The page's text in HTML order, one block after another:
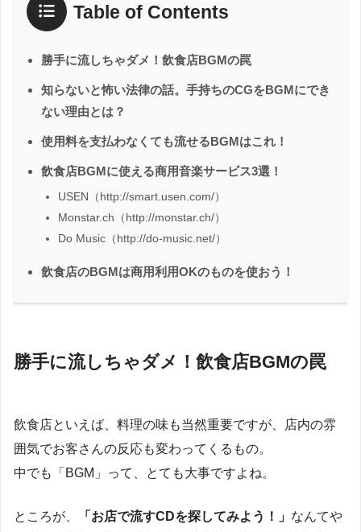
Table of Contents
勝手に流しちゃダメ！飲食店BGMの罠
知らないと怖い法律の話。手持ちのCGをBGMにでき
ない理由とは？
使用料を支払わなくても流せるBGMはこれ！
飲食店BGMに使える商用音楽サービス3選！
USEN（http://smart.usen.com/）
Monstar.ch（http://monstar.ch/）
Do Music（http://do-music.net/）
飲食店のBGMは商用利用OKのものを使おう！
勝手に流しちゃダメ！飲食店BGMの罠
飲食店といえば、料理の味も当然重要ですが、店内の雰
囲気でお客さんの反応も変わってくるもの。
中でも「BGM」って、とても大事ですよね。
ところが、 「お店で流すCDを探してみよう！」 なんてや